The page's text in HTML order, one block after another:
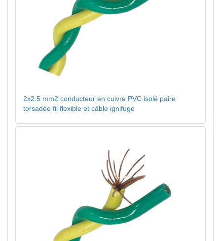
2x2.5 mm2 conducteur en cuivre PVC isolé paire
torsadée fil flexible et câble ignifuge